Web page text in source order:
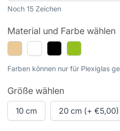
Noch 15 Zeichen
Material und Farbe wählen
(+
€3,00)
(+
€4,00)
(+
Farben können nur für Plexiglas
Größe wählen
10 cm 20 cm (+ €5,00)